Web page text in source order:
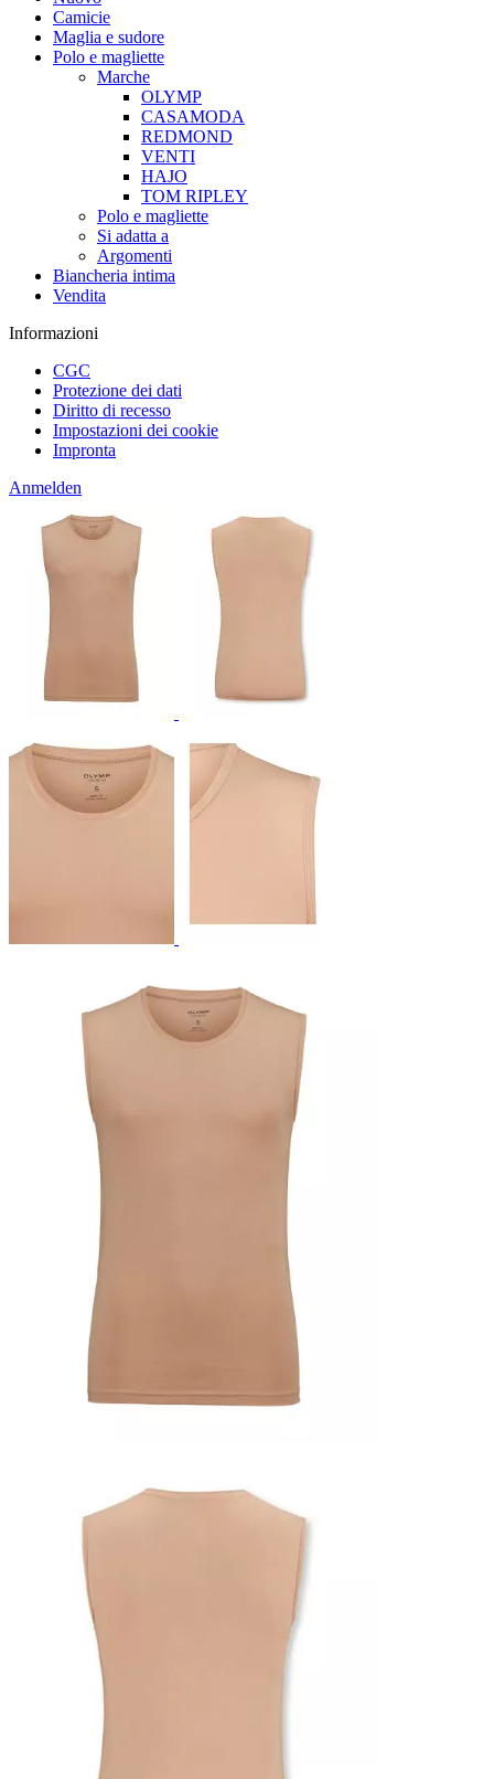
Camicie
Maglia e sudore
Polo e magliette
Marche
OLYMP
CASAMODA
REDMOND
VENTI
HAJO
TOM RIPLEY
Polo e magliette
Si adatta a
Argomenti
Biancheria intima
Vendita
Informazioni
CGC
Protezione dei dati
Diritto di recesso
Impostazioni dei cookie
Impronta
Anmelden